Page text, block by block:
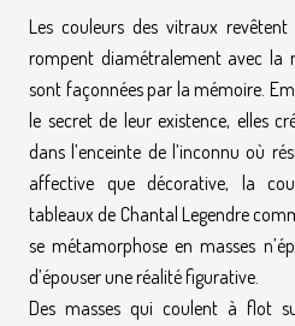
Les couleurs des vitraux
rompent diamétralement avec la
sont façonnées par la mémoire.
le secret de leur existence, elles
dans l’enceinte de l’inconnu où
affective que décorative, la
tableaux de Chantal Legendre
se métamorphose en masses
d’épouser une réalité figurative.
Des masses qui coulent à flot